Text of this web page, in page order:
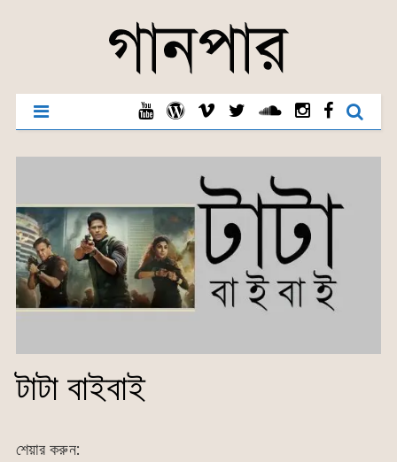
টাটা বাইবাই
শেয়ার করুন: